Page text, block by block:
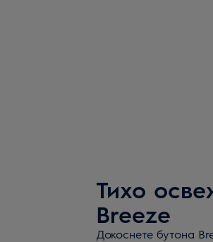
Тихо
Breeze
Докоснете бутона